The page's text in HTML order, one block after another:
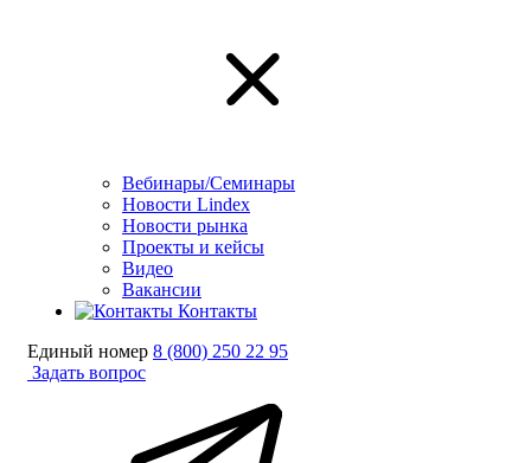
Вебинары/Семинары
Новости Lindex
Новости рынка
Проекты и кейсы
Видео
Вакансии
Контакты
Единый номер 8 (800) 250 22 95
Задать вопрос